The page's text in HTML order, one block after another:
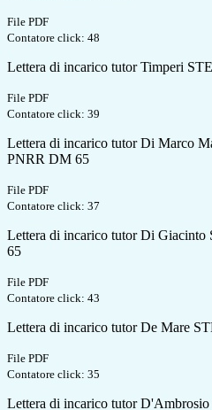
File PDF
Contatore click: 48
Lettera di incarico tutor Timperi
File PDF
Contatore click: 39
Lettera di incarico tutor Di Marco
PNRR DM 65
File PDF
Contatore click: 37
Lettera di incarico tutor Di
65
File PDF
Contatore click: 43
Lettera di incarico tutor De Mare
File PDF
Contatore click: 35
Lettera di incarico tutor